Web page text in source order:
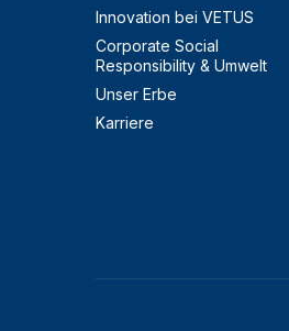
Innovation bei VETUS
Corporate Social
Responsibility & Umwelt
Unser Erbe
Karriere